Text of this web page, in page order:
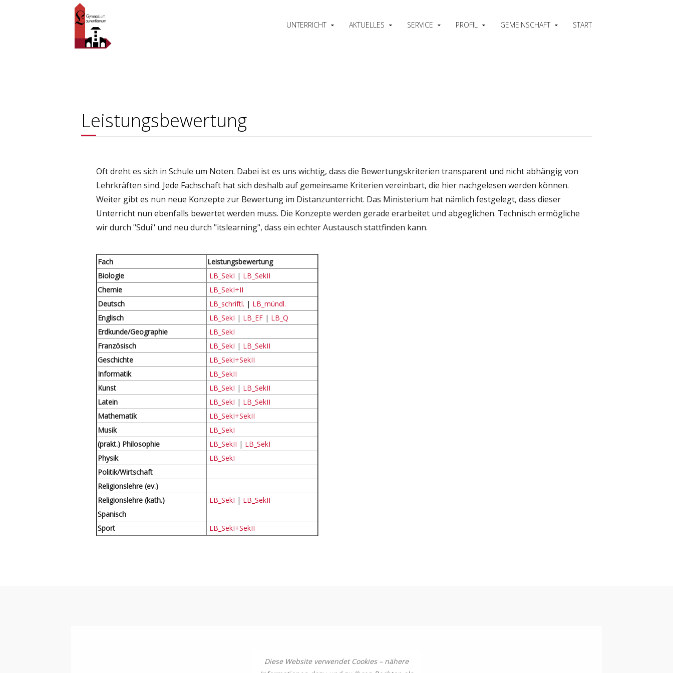
START
GEMEINSCHAFT
PROFIL
SERVICE
AKTUELLES
UNTERRICHT
Leistungsbewertung
Oft dreht es sich in Schule um Noten. Dabei ist es uns wichtig, dass die Bewertungskriterien transparent und nicht abhängig von
Lehrkräften sind. Jede Fachschaft hat sich deshalb auf gemeinsame Kriterien vereinbart, die hier nachgelesen werden können.
Weiter gibt es nun neue Konzepte zur Bewertung im Distanzunterricht. Das Ministerium hat nämlich festgelegt, dass dieser
Unterricht nun ebenfalls bewertet werden muss. Die Konzepte werden gerade erarbeitet und abgeglichen. Technisch ermögliche
wir durch "Sdui" und neu durch "itslearning", dass ein echter Austausch stattfinden kann.
Fach
Leistungsbewertung
Biologie
LB_SekI | LB_SekII
Chemie
LB_SekI+II
Deutsch
LB_schriftl. | LB_mündl.
Englisch
LB_SekI | LB_EF | LB_Q
Erdkunde/Geographie
LB_SekI
Französisch
LB_SekI | LB_SekII
Geschichte
LB_SekI+SekII
Informatik
LB_SekII
Kunst
LB_SekI | LB_SekII
Latein
LB_SekI | LB_SekII
Mathematik
LB_SekI+SekII
Musik
LB_SekI
(prakt.) Philosophie
LB_SekII | LB_SekI
Physik
LB_SekI
Politik/Wirtschaft
Religionslehre (ev.)
Religionslehre (kath.)
LB_SekI | LB_SekII
Spanisch
Sport
LB_SekI+SekII
Diese Website verwendet Cookies – nähere